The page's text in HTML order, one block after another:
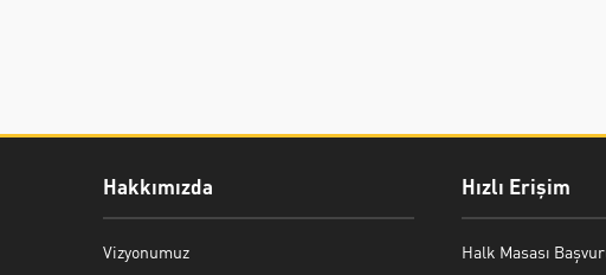
Hakkımızda
Vizyonumuz
Hızlı Erişim
Halk Masası